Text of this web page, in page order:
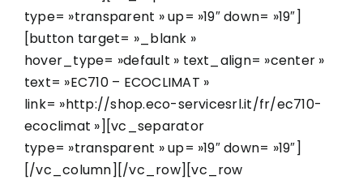
type= »transparent » up= »19″ down= »19″]
[button target= »_blank »
hover_type= »default » text_align= »center »
text= »EC710 – ECOCLIMAT »
link= »http://shop.eco-servicesrl.it/fr/ec710-
ecoclimat »][vc_separator
type= »transparent » up= »19″ down= »19″]
[/vc_column][/vc_row][vc_row